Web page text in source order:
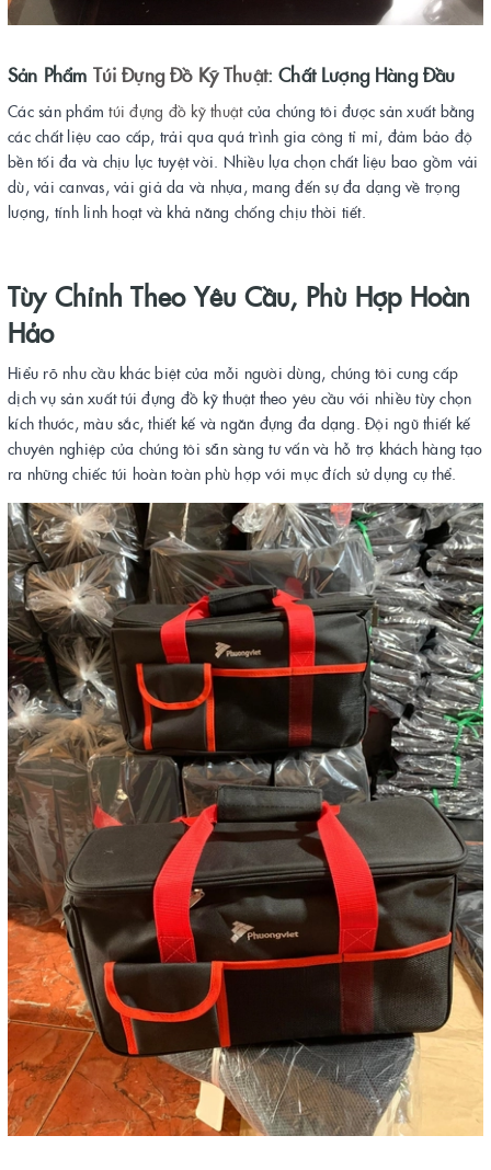
Sản Phẩm Túi Đựng Đồ Kỹ Thuật: Chất Lượng Hàng Đầu
Các sản phẩmtúi đựng đồ kỹ thuậtcủa chúng tôi được sản xuất bằng
các chất liệu cao cấp, trải qua quá trình gia công tỉ mỉ, đảm bảo độ
bền tối đa và chịu lực tuyệt vời. Nhiều lựa chọn chất liệu bao gồm vải
dù, vải canvas, vải giả da và nhựa, mang đến sự đa dạng về trọng
lượng, tính linh hoạt và khả năng chống chịu thời tiết.
Tùy Chỉnh Theo Yêu Cầu, Phù Hợp Hoàn
Hảo
Hiểu rõ nhu cầu khác biệt của mỗi người dùng, chúng tôi cung cấp
dịch vụ sản xuất túi đựng đồ kỹ thuật theo yêu cầu với nhiều tùy chọn
kích thước, màu sắc, thiết kế và ngăn đựng đa dạng. Đội ngũ thiết kế
chuyên nghiệp của chúng tôi sẵn sàng tư vấn và hỗ trợ khách hàng tạo
ra những chiếc túi hoàn toàn phù hợp với mục đích sử dụng cụ thể.